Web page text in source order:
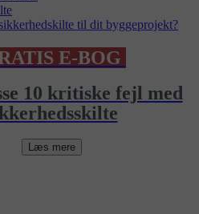
E-BOG
10 kritiske fejl med
Læs mere